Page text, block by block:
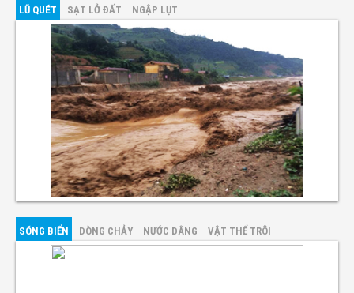
LŨ QUÉT SẠT LỞ ĐẤT NGẬP LỤT
SÓNG BIỂN DÒNG CHẢY NƯỚC DÂNG VẬT THỂ TRÔI